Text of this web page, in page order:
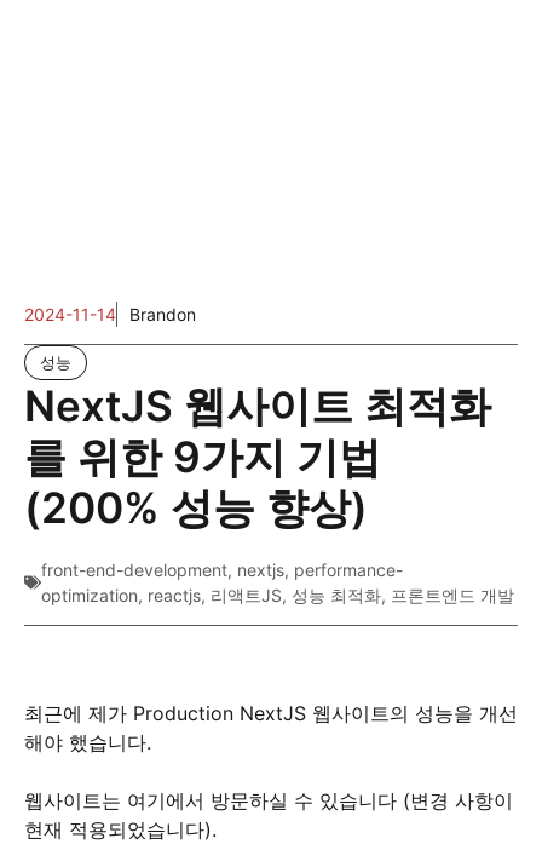
2024-11-14 Brandon
성능
NextJS 웹사이트 최적화
를 위한 9가지 기법
(200% 성능 향상)
front-end-development, nextjs, performance-
optimization, reactjs, 리액트JS, 성능 최적화, 프론트엔드 개발
최근에 제가 Production NextJS 웹사이트의 성능을 개선
해야 했습니다.
웹사이트는 여기에서 방문하실 수 있습니다 (변경 사항이
현재 적용되었습니다).